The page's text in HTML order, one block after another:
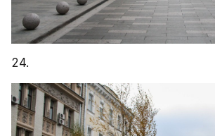
24.